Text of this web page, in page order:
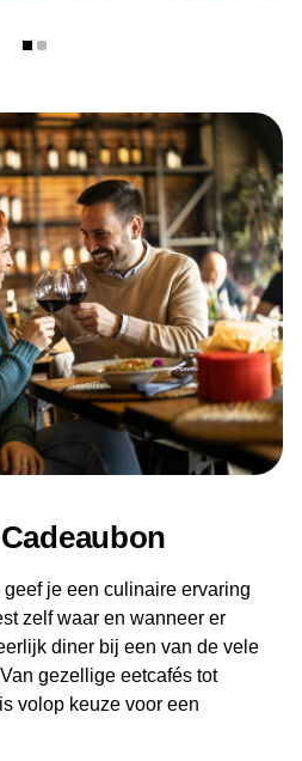
je een culinaire ervaring
zelf waar en wanneer er
diner bij een van de vele
gezellige eetcafés tot
volop keuze voor een